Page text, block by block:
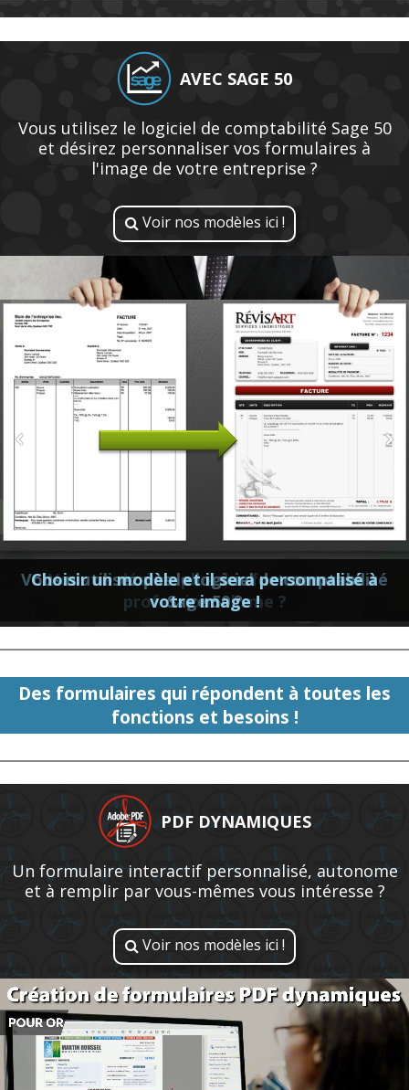
AVEC SAGE 50
Vous utilisez le logiciel de comptabilité Sage 50
et désirez personnaliser vos formulaires à
l'image de votre entreprise ?
 Voir nos modèles ici !
Vous ne désirez plus des factures sans
professionnalisme ?
Vous n'utilisez pas le logiciel de comptabilité
Sage 50 ?
Choisir un modèle et il sera personnalisé à
votre image !
Des formulaires qui répondent à toutes les
fonctions et besoins !
PDF DYNAMIQUES
Un formulaire interactif personnalisé, autonome
et à remplir par vous-mêmes vous intéresse ?
 Voir nos modèles ici !